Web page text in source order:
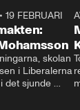
24:30
19 FEBRUARI
skolan
i Liberalerna
det sjunde